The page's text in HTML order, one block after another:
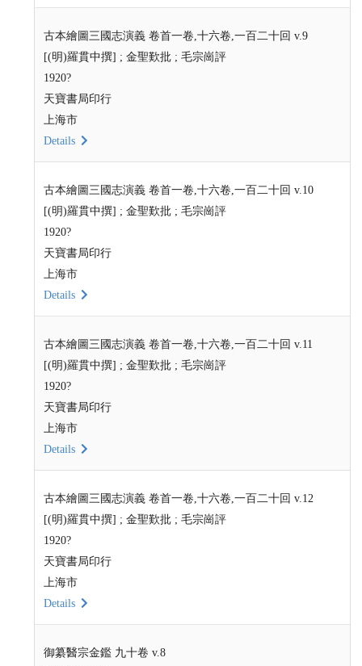
古本繪圖三國志演義 卷首一卷,十六卷,一百二十回 v.9
[(明)羅貫中撰] ; 金聖歎批 ; 毛宗崗評
1920?
天寶書局印行
上海市
Details
古本繪圖三國志演義 卷首一卷,十六卷,一百二十回 v.10
[(明)羅貫中撰] ; 金聖歎批 ; 毛宗崗評
1920?
天寶書局印行
上海市
Details
古本繪圖三國志演義 卷首一卷,十六卷,一百二十回 v.11
[(明)羅貫中撰] ; 金聖歎批 ; 毛宗崗評
1920?
天寶書局印行
上海市
Details
古本繪圖三國志演義 卷首一卷,十六卷,一百二十回 v.12
[(明)羅貫中撰] ; 金聖歎批 ; 毛宗崗評
1920?
天寶書局印行
上海市
Details
御纂醫宗金鑑 九十卷 v.8